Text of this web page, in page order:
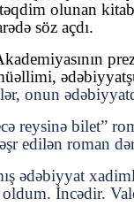
olunan
söz açdı.
onun
reysinə bilet”
edilən roman
ədəbiyyat
İncədir.